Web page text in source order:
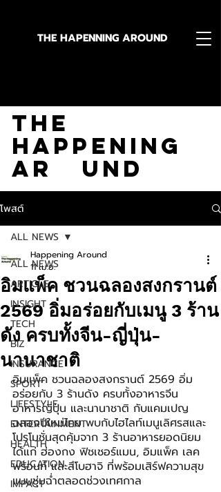
THE HAPENNING AROUND
The
Happening
Ar und
โพสต์
ALL NEWS
ARTICLE
INSIGHT
TECH
BIZ
INSURANCE
SPORT
LIFESTYLE
ENTERTAINMENT
HEALTH
EDUCATION
IMPACT
ALL NEWS
อิมแพ็ค ชวนฉลองสงกรานต์
2569 อิ่มอร่อยกับเมนู 3 ร้าน
ดัง ครบทั้งจีน-ญี่ปุ่น-
นานาชาติ
Happening Around
11 เม.ย.
อิมแพ็ค ชวนฉลองสงกรานต์ 2569 อิ่ม
อร่อยกับ 3 ร้านดัง ครบทั้งอาหารจีน
อาหารญี่ปุ่น และนานาชาติ กับแคมเปญ
ฉลองปีใหม่ไทย พบกับไฮไลท์เมนูเลิศรสและ
โปรโมชั่นสุดคุ้มจาก 3 ร้านอาหารยอดนิยม
ได้แก่ ฮ่องกง ฟิชเชอร์แมน, อิมแพ็ค เลค
ฟร้อนท์ และสึโบฮาจิ ที่พร้อมเสิร์ฟความสุข
แบบชุ่มฉ่ำตลอดช่วงเทศกาล